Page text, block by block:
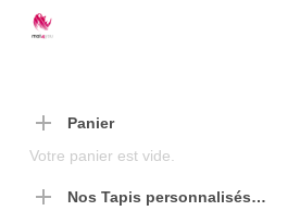
Panier
Votre panier est vide.
Nos Tapis personnalisés…